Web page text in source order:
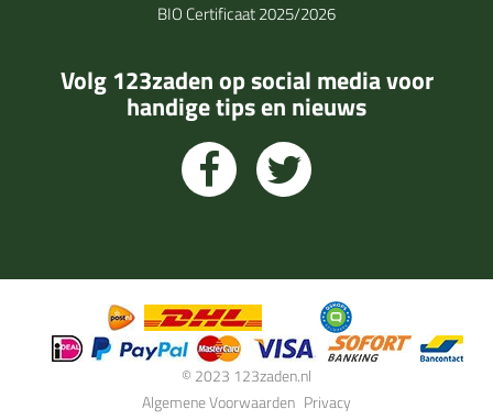
BIO Certificaat 2025/2026
Volg 123zaden op social media voor
handige tips en nieuws
© 2023 123zaden.nl
Algemene Voorwaarden Privacy